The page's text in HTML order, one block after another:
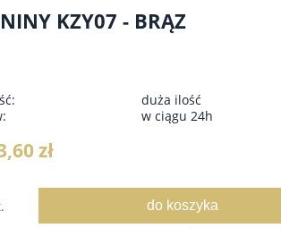
KZY07 - BRĄZ
duża ilość
w ciągu 24h
zł
do koszyka